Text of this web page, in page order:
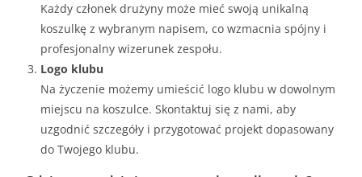
Każdy członek drużyny może mieć swoją unikalną
koszulkę z wybranym napisem, co wzmacnia spójny i
profesjonalny wizerunek zespołu.
Logo klubu
Na życzenie możemy umieścić logo klubu w dowolnym
miejscu na koszulce. Skontaktuj się z nami, aby
uzgodnić szczegóły i przygotować projekt dopasowany
do Twojego klubu.